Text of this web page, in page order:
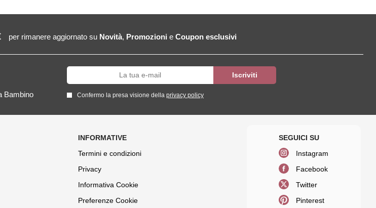
per rimanere aggiornato su Novità, Promozioni e Coupon esclusivi
Bambino Confermo la presa visione della privacy policy
Termini e condizioni
Privacy
Informativa Cookie
Preferenze Cookie
Instagram
Facebook
Twitter
Pinterest